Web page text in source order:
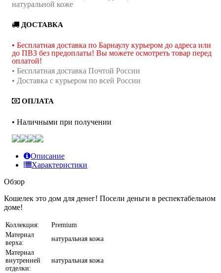
натуральной коже
ДОСТАВКА
• Бесплатная доставка по Барнаулу курьером до адреса или
до ПВЗ без предоплаты! Вы можете осмотреть товар перед
оплатой!
• Бесплатная доставка Почтой России
• Доставка с курьером по всей России
ОПЛАТА
• Наличными при получении
Описание
Характеристики
Обзор
Кошелек это дом для денег! Посели деньги в респектабельном
доме!
Коллекция:
Premium
Материал
верха:
натуральная кожа
Материал
внутренней
отделки:
натуральная кожа